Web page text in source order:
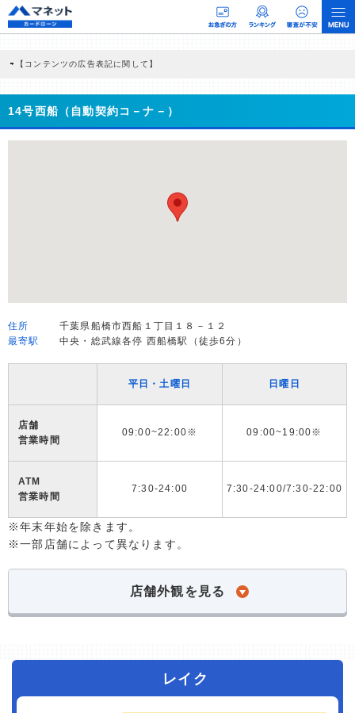
【コンテンツの広告表記に関して】
商品を根拠なくPRするものではなく、当編集部の調査／ユーザーへの口コミ収集な
どに基づき、公平性を担保した情報提供を行っています。
>提携企業一覧
14号西船（自動契約コ－ナ－）
住所
千葉県船橋市西船１丁目１８－１２
最寄駅
中央・総武線各停 西船橋駅（徒歩6分）
平日・土曜日 日曜日
店舗
営業時間
09:00~22:00※ 09:00~19:00※
ATM
営業時間
7:30-24:00 7:30-24:00/7:30-22:00
※年末年始を除きます。
※一部店舗によって異なります。
店舗外観を見る
レイク